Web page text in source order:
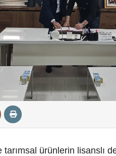
ürünlerin lisanslı